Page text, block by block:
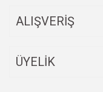
ALIŞVERİŞ
ÜYELİK